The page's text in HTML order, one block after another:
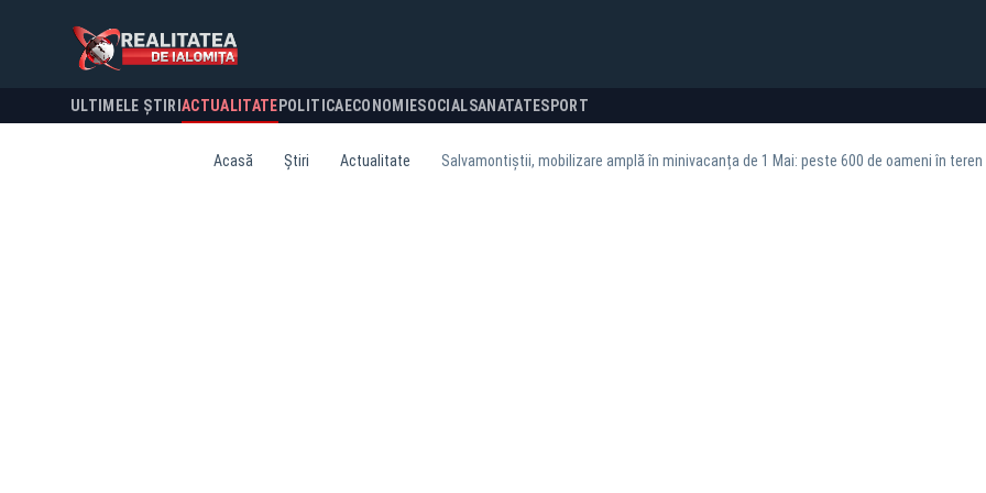
ULTIMELE ȘTIRI ACTUALITATE POLITICA ECONOMIESOCIALSANATATESPORT
Acasă Știri Actualitate Salvamontiștii, mobilizare amplă în minivacanța de 1 Mai: peste 600 de oameni în teren